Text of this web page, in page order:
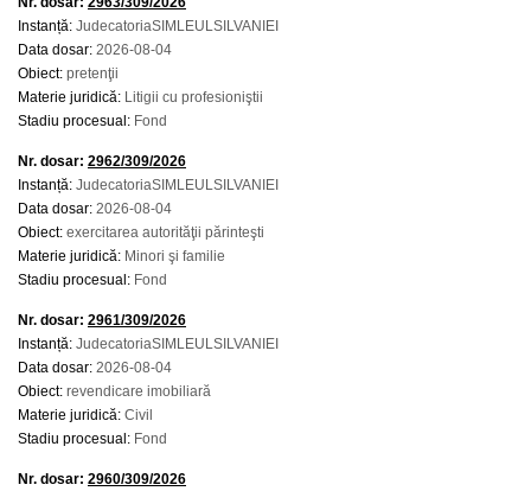
Instanță: JudecatoriaSIMLEULSILVANIEI
Data dosar: 2026-08-04
Obiect: pretenţii
Materie juridică: Litigii cu profesioniştii
Stadiu procesual: Fond
Nr. dosar: 2962/309/2026
Instanță: JudecatoriaSIMLEULSILVANIEI
Data dosar: 2026-08-04
Obiect: exercitarea autorităţii părinteşti
Materie juridică: Minori şi familie
Stadiu procesual: Fond
Nr. dosar: 2961/309/2026
Instanță: JudecatoriaSIMLEULSILVANIEI
Data dosar: 2026-08-04
Obiect: revendicare imobiliară
Materie juridică: Civil
Stadiu procesual: Fond
Nr. dosar: 2960/309/2026